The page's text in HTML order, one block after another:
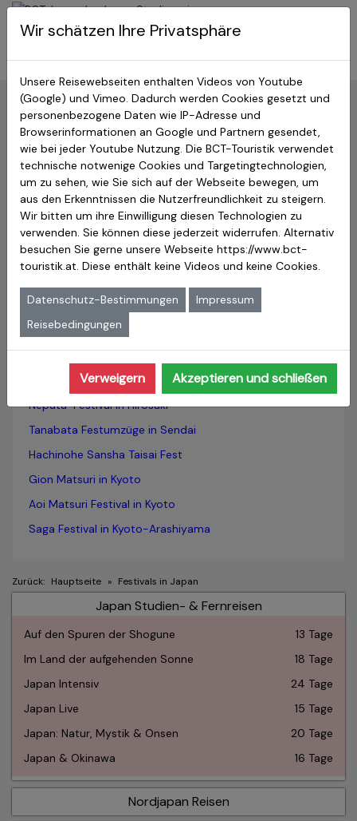
BCT-Touristik
Zurück: Hauptseite » Festivals in Japan
Erleben Sie die faszinierenden
Matsuri – Japans Volksfeste,
Kultur und Traditionen hautnah
erleben
In Japan gibt es jedes Jahr zahlreiche verschiedene
Volksfeste, meist mit lokaler Prägung. Trotz machncher
Gemeinsamkeit sind alle diese Feste einzigartig und es
ist ein besonderes Erlebnis dabei sein zu können. Hier
haben wir Ihnen einige bekannte Festivals aufgelistet.
Lesen Sie ausführlichere Informationen durch einen Klick
auf den jeweiligen Link.
Nebuta-Festival in Aomori
Neputa-Festival in Hirosaki
Tanabata Festumzüge in Sendai
Hachinohe Sansha Taisai Fest
Gion Matsuri in Kyoto
Aoi Matsuri Festival in Kyoto
Saga Festival in Kyoto-Arashiyama
Zurück: Hauptseite » Festivals in Japan
Japan Studien- & Fernreisen
Auf den Spuren der Shogune
13 Tage
Im Land der aufgehenden Sonne
18 Tage
Japan Intensiv
24 Tage
Japan Live
15 Tage
Japan: Natur, Mystik & Onsen
20 Tage
Japan & Okinawa
16 Tage
Nordjapan Reisen
Wir schätzen Ihre Privatsphäre
Unsere Reisewebseiten enthalten Videos von Youtube
(Google) und Vimeo. Dadurch werden Cookies gesetzt und
personenbezogene Daten wie IP-Adresse und
Browserinformationen an Google und Partnern gesendet,
wie bei jeder Youtube Nutzung. Die BCT-Touristik verwendet
technische notwenige Cookies und Targetingtechnologien,
um zu sehen, wie Sie sich auf der Webseite bewegen, um
aus den Erkenntnissen die Nutzerfreundlichkeit zu steigern.
Wir bitten um ihre Einwilligung diesen Technologien zu
verwenden. Sie können diese jederzeit widerrufen. Alternativ
besuchen Sie gerne unsere Webseite https://www.bct-
touristik.at. Diese enthält keine Videos und keine Cookies.
Datenschutz-Bestimmungen
Impressum
Reisebedingungen
Verweigern Akzeptieren und schließen